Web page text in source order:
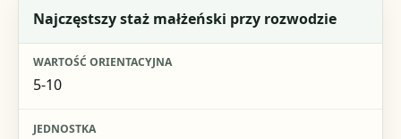
Najczęstszy staż małżeński przy rozwodzie
5-10